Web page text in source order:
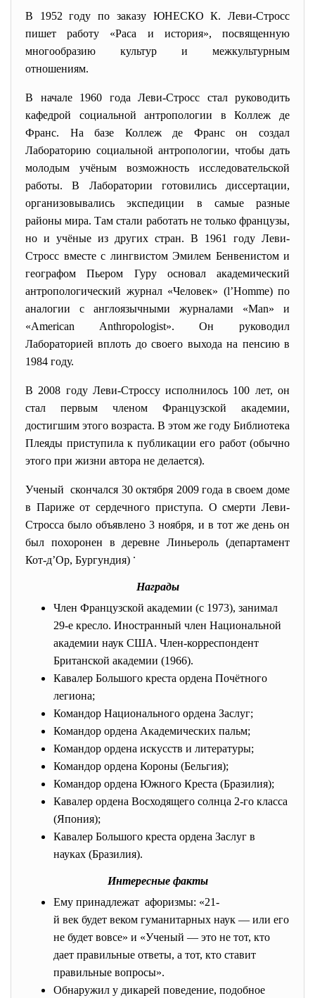
В 1952 году по заказу ЮНЕСКО К. Леви-Стросс
пишет работу «Раса и история», посвященную
многообразию культур и межкультурным
отношениям.
В начале 1960 года Леви-Стросс стал руководить
кафедрой социальной антропологии в Коллеж де
Франс. На базе Коллеж де Франс он создал
Лабораторию социальной антропологии, чтобы дать
молодым учёным возможность исследовательской
работы. В Лаборатории готовились диссертации,
организовывались экспедиции в самые разные
районы мира. Там стали работать не только французы,
но и учёные из других стран. В 1961 году Леви-
Стросс вместе с лингвистом Эмилем Бенвенистом и
географом Пьером Гуру основал академический
антропологический журнал «Человек» (l’Homme) по
аналогии с англоязычными журналами «Man» и
«American Anthropologist». Он руководил
Лабораторией вплоть до своего выхода на пенсию в
1984 году.
В 2008 году Леви-Строссу исполнилось 100 лет, он
стал первым членом Французской академии,
достигшим этого возраста. В этом же году Библиотека
Плеяды приступила к публикации его работ (обычно
этого при жизни автора не делается).
Ученый скончался 30 октября 2009 года в своем доме
в Париже от сердечного приступа. О смерти Леви-
Стросса было объявлено 3 ноября, и в тот же день он
был похоронен в деревне Линьероль (департамент
Кот-д’Ор, Бургундия) .
Награды
Член Французской академии (с 1973), занимал
29-е кресло. Иностранный член Национальной
академии наук США. Член-корреспондент
Британской академии (1966).
Кавалер Большого креста ордена Почётного
легиона;
Командор Национального ордена Заслуг;
Командор ордена Академических пальм;
Командор ордена искусств и литературы;
Командор ордена Короны (Бельгия);
Командор ордена Южного Креста (Бразилия);
Кавалер ордена Восходящего солнца 2-го класса
(Япония);
Кавалер Большого креста ордена Заслуг в
науках (Бразилия).
Интересные факты
Ему принадлежат афоризмы: «21-
й век будет веком гуманитарных наук — или его
не будет вовсе» и «Ученый — это не тот, кто
дает правильные ответы, а тот, кто ставит
правильные вопросы».
Обнаружил у дикарей поведение, подобное